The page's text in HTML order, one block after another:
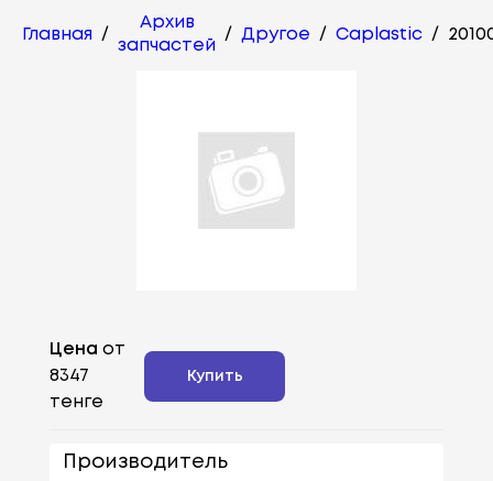
Главная /
Архив
запчастей
/ Другое / Caplastic /
Цена от
8347
тенге
Купить
Производитель